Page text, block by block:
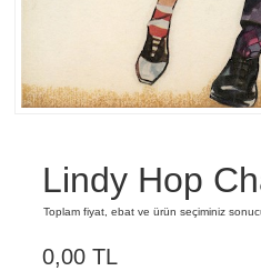
Lindy Hop
Toplam fiyat, ebat ve ürün seçiminiz
0,00 TL